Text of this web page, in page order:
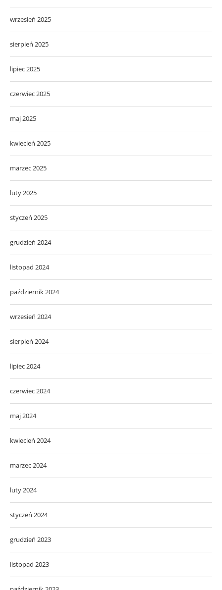
wrzesień 2025
sierpień 2025
lipiec 2025
czerwiec 2025
maj 2025
kwiecień 2025
marzec 2025
luty 2025
styczeń 2025
grudzień 2024
listopad 2024
październik 2024
wrzesień 2024
sierpień 2024
lipiec 2024
czerwiec 2024
maj 2024
kwiecień 2024
marzec 2024
luty 2024
styczeń 2024
grudzień 2023
listopad 2023